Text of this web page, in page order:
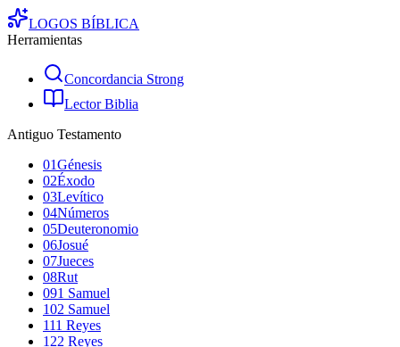
LOGOS BÍBLICA
Herramientas
Concordancia Strong
Lector Biblia
Antiguo Testamento
01Génesis
02Éxodo
03Levítico
04Números
05Deuteronomio
06Josué
07Jueces
08Rut
091 Samuel
102 Samuel
111 Reyes
122 Reyes